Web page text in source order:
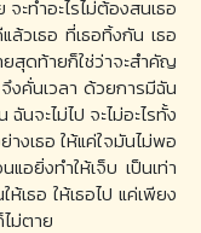
ะทำอะไรไม่ต้องสนเธอ
วเธอ ที่เธอทิ้งกัน เธอ
สุดท้ายก็ใช่ว่าจะสำคัญ
งคั่นเวลา ด้วยการมีฉัน
นจะไม่ไป จะไม่อะไรทั้ง
างเธอ ให้แค่ใจมันไม่พอ
อยิ่งทำให้เจ็บ เป็นเท่า
เธอ ให้เธอไป แค่เพียง
ไม่ตาย